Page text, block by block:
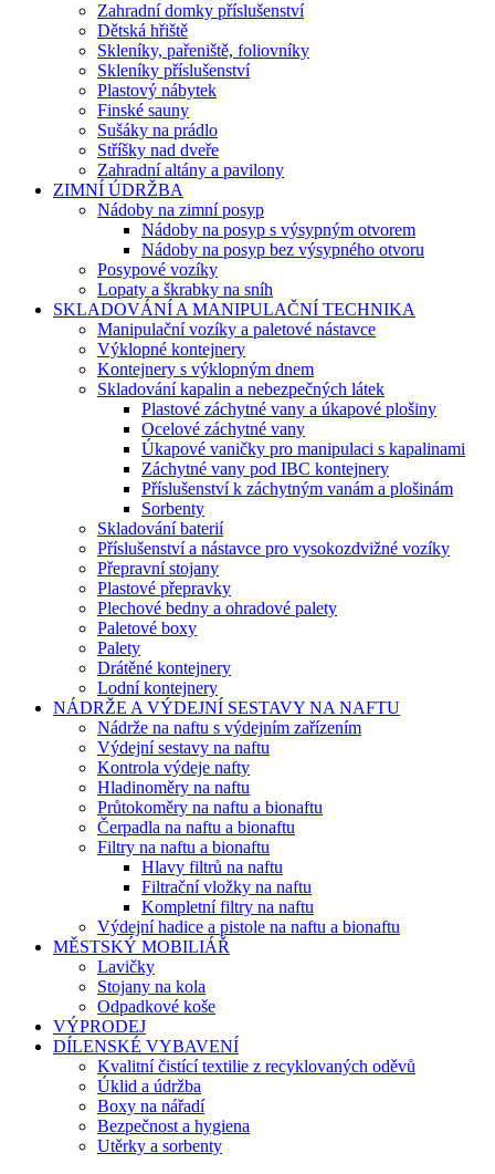
Zahradní domky příslušenství
Dětská hřiště
Skleníky, pařeniště, foliovníky
Skleníky příslušenství
Plastový nábytek
Finské sauny
Sušáky na prádlo
Stříšky nad dveře
Zahradní altány a pavilony
ZIMNÍ ÚDRŽBA
Nádoby na zimní posyp
Nádoby na posyp s výsypným otvorem
Nádoby na posyp bez výsypného otvoru
Posypové vozíky
Lopaty a škrabky na sníh
SKLADOVÁNÍ A MANIPULAČNÍ TECHNIKA
Manipulační vozíky a paletové nástavce
Výklopné kontejnery
Kontejnery s výklopným dnem
Skladování kapalin a nebezpečných látek
Plastové záchytné vany a úkapové plošiny
Ocelové záchytné vany
Úkapové vaničky pro manipulaci s kapalinami
Záchytné vany pod IBC kontejnery
Příslušenství k záchytným vanám a plošinám
Sorbenty
Skladování baterií
Příslušenství a nástavce pro vysokozdvižné vozíky
Přepravní stojany
Plastové přepravky
Plechové bedny a ohradové palety
Paletové boxy
Palety
Drátěné kontejnery
Lodní kontejnery
NÁDRŽE A VÝDEJNÍ SESTAVY NA NAFTU
Nádrže na naftu s výdejním zařízením
Výdejní sestavy na naftu
Kontrola výdeje nafty
Hladinoměry na naftu
Průtokoměry na naftu a bionaftu
Čerpadla na naftu a bionaftu
Filtry na naftu a bionaftu
Hlavy filtrů na naftu
Filtrační vložky na naftu
Kompletní filtry na naftu
Výdejní hadice a pistole na naftu a bionaftu
MĚSTSKÝ MOBILIÁŘ
Lavičky
Stojany na kola
Odpadkové koše
VÝPRODEJ
DÍLENSKÉ VYBAVENÍ
Kvalitní čistící textilie z recyklovaných oděvů
Úklid a údržba
Boxy na nářadí
Bezpečnost a hygiena
Utěrky a sorbenty